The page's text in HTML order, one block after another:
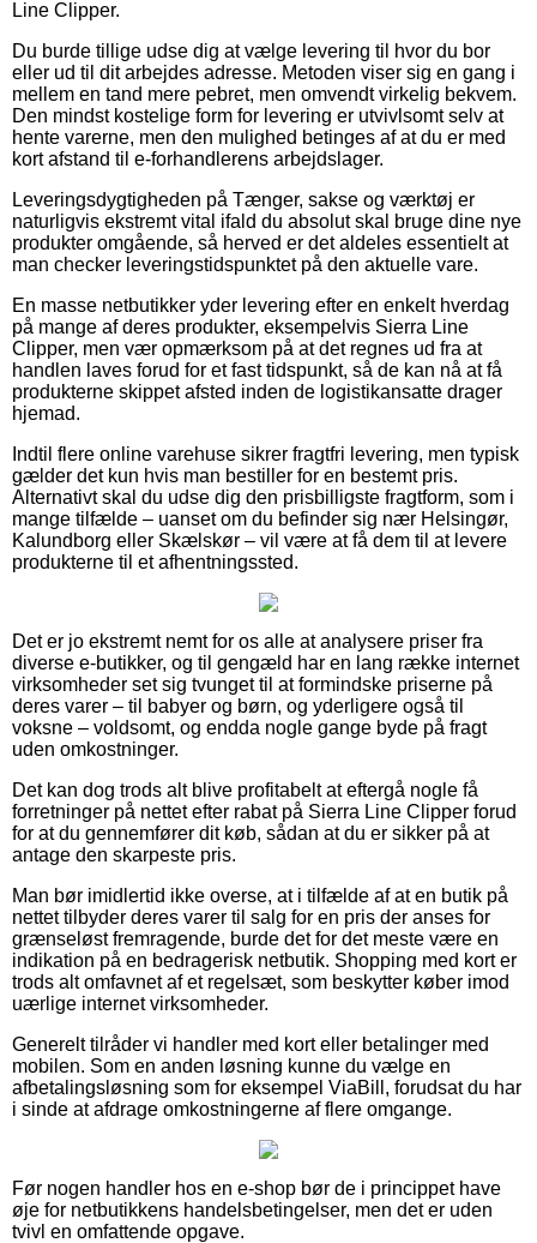
Line Clipper.
Du burde tillige udse dig at vælge levering til hvor du bor
eller ud til dit arbejdes adresse. Metoden viser sig en gang i
mellem en tand mere pebret, men omvendt virkelig bekvem.
Den mindst kostelige form for levering er utvivlsomt selv at
hente varerne, men den mulighed betinges af at du er med
kort afstand til e-forhandlerens arbejdslager.
Leveringsdygtigheden på Tænger, sakse og værktøj er
naturligvis ekstremt vital ifald du absolut skal bruge dine nye
produkter omgående, så herved er det aldeles essentielt at
man checker leveringstidspunktet på den aktuelle vare.
En masse netbutikker yder levering efter en enkelt hverdag
på mange af deres produkter, eksempelvis Sierra Line
Clipper, men vær opmærksom på at det regnes ud fra at
handlen laves forud for et fast tidspunkt, så de kan nå at få
produkterne skippet afsted inden de logistikansatte drager
hjemad.
Indtil flere online varehuse sikrer fragtfri levering, men typisk
gælder det kun hvis man bestiller for en bestemt pris.
Alternativt skal du udse dig den prisbilligste fragtform, som i
mange tilfælde – uanset om du befinder sig nær Helsingør,
Kalundborg eller Skælskør – vil være at få dem til at levere
produkterne til et afhentningssted.
Det er jo ekstremt nemt for os alle at analysere priser fra
diverse e-butikker, og til gengæld har en lang række internet
virksomheder set sig tvunget til at formindske priserne på
deres varer – til babyer og børn, og yderligere også til
voksne – voldsomt, og endda nogle gange byde på fragt
uden omkostninger.
Det kan dog trods alt blive profitabelt at eftergå nogle få
forretninger på nettet efter rabat på Sierra Line Clipper forud
for at du gennemfører dit køb, sådan at du er sikker på at
antage den skarpeste pris.
Man bør imidlertid ikke overse, at i tilfælde af at en butik på
nettet tilbyder deres varer til salg for en pris der anses for
grænseløst fremragende, burde det for det meste være en
indikation på en bedragerisk netbutik. Shopping med kort er
trods alt omfavnet af et regelsæt, som beskytter køber imod
uærlige internet virksomheder.
Generelt tilråder vi handler med kort eller betalinger med
mobilen. Som en anden løsning kunne du vælge en
afbetalingsløsning som for eksempel ViaBill, forudsat du har
i sinde at afdrage omkostningerne af flere omgange.
Før nogen handler hos en e-shop bør de i princippet have
øje for netbutikkens handelsbetingelser, men det er uden
tvivl en omfattende opgave.